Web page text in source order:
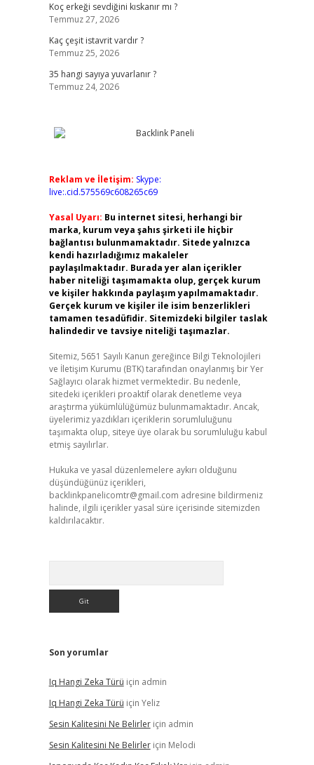
Koç erkeği sevdiğini kıskanır mı ?
Temmuz 27, 2026
Kaç çeşit istavrit vardır ?
Temmuz 25, 2026
35 hangi sayıya yuvarlanır ?
Temmuz 24, 2026
Reklam ve İletişim: Skype:
live:.cid.575569c608265c69
Yasal Uyarı: Bu internet sitesi, herhangi bir
marka, kurum veya şahıs şirketi ile hiçbir
bağlantısı bulunmamaktadır. Sitede yalnızca
kendi hazırladığımız makaleler
paylaşılmaktadır. Burada yer alan içerikler
haber niteliği taşımamakta olup, gerçek kurum
ve kişiler hakkında paylaşım yapılmamaktadır.
Gerçek kurum ve kişiler ile isim benzerlikleri
tamamen tesadüfidir. Sitemizdeki bilgiler taslak
halindedir ve tavsiye niteliği taşımazlar.
Sitemiz, 5651 Sayılı Kanun gereğince Bilgi Teknolojileri
ve İletişim Kurumu (BTK) tarafından onaylanmış bir Yer
Sağlayıcı olarak hizmet vermektedir. Bu nedenle,
sitedeki içerikleri proaktif olarak denetleme veya
araştırma yükümlülüğümüz bulunmamaktadır. Ancak,
üyelerimiz yazdıkları içeriklerin sorumluluğunu
taşımakta olup, siteye üye olarak bu sorumluluğu kabul
etmiş sayılırlar.
Hukuka ve yasal düzenlemelere aykırı olduğunu
düşündüğünüz içerikleri,
backlinkpanelicomtr@gmail.com adresine bildirmeniz
halinde, ilgili içerikler yasal süre içerisinde sitemizden
kaldırılacaktır.
Son yorumlar
Iq Hangi Zeka Türü için admin
Iq Hangi Zeka Türü için Yeliz
Sesin Kalitesini Ne Belirleriçin admin
Sesin Kalitesini Ne Belirleriçin Melodi